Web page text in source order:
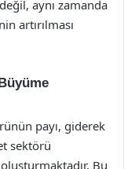
aynı zamanda
artırılması
payı, giderek
sektörü
oluşturmaktadır. Bu